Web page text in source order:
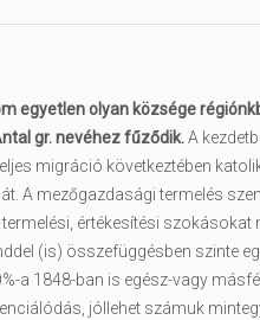
egyetlen olyan községe
gr. nevéhez fűződik.A
migráció következtében
A mezőgazdasági termelés
értékesítési
(is) összefüggésben szinte
a 1848-ban is egész-vagy
jóllehet számuk